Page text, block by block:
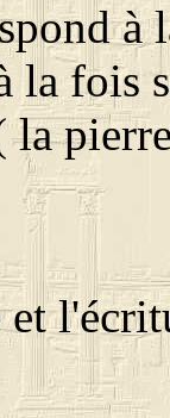
la fois